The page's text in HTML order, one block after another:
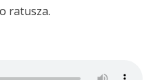
ratusza.